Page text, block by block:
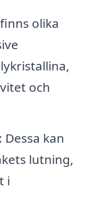
olika
och
kan
lutning,
i